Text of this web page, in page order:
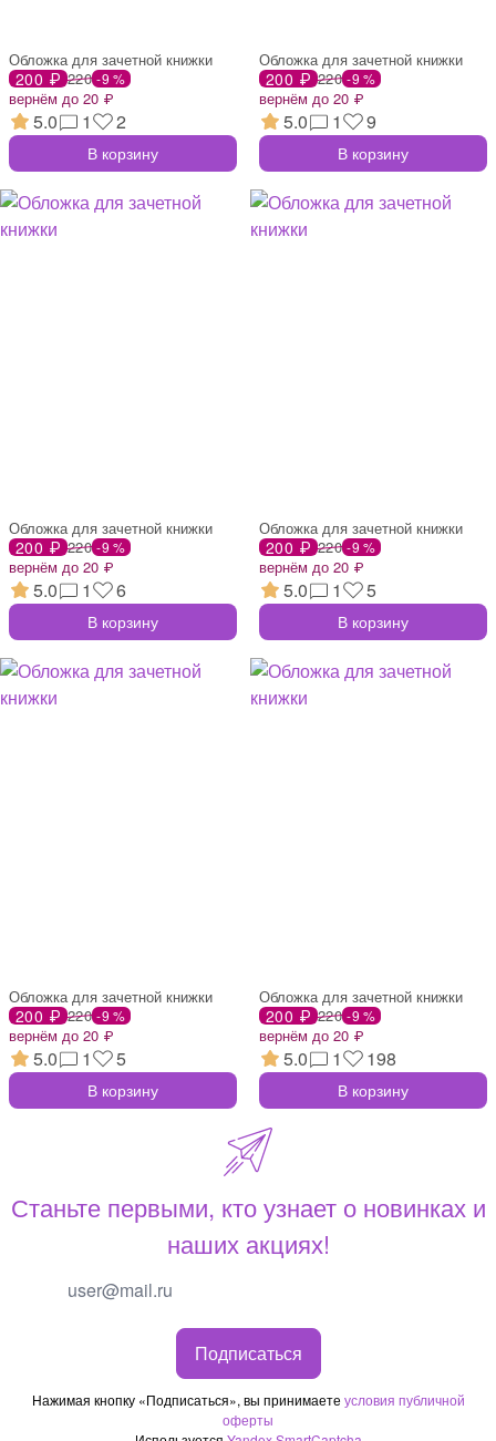
Обложка для зачетной книжки
200 ₽ 220 -9 %
вернём до 20 ₽
5.0 1 2
В корзину
Обложка для зачетной книжки
200 ₽ 220 -9 %
вернём до 20 ₽
5.0 1 9
В корзину
Обложка для зачетной книжки
200 ₽ 220 -9 %
вернём до 20 ₽
5.0 1 6
В корзину
Обложка для зачетной книжки
200 ₽ 220 -9 %
вернём до 20 ₽
5.0 1 5
В корзину
Обложка для зачетной книжки
200 ₽ 220 -9 %
вернём до 20 ₽
5.0 1 5
В корзину
Обложка для зачетной книжки
200 ₽ 220 -9 %
вернём до 20 ₽
5.0 1 198
В корзину
Станьте первыми, кто узнает о новинках и
наших акциях!
Подписаться
Нажимая кнопку «Подписаться», вы принимаете условия публичной
оферты